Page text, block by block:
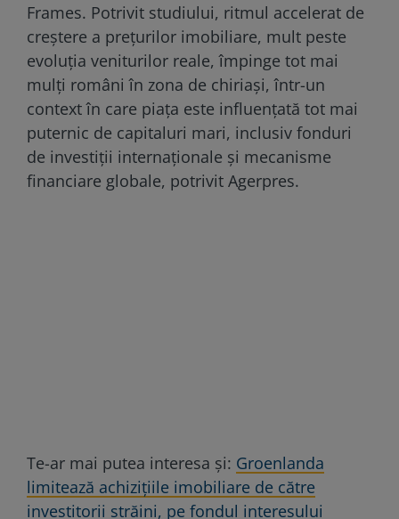
Frames. Potrivit studiului, ritmul accelerat de
creștere a prețurilor imobiliare, mult peste
evoluția veniturilor reale, împinge tot mai
mulți români în zona de chiriași, într-un
context în care piața este influențată tot mai
puternic de capitaluri mari, inclusiv fonduri
de investiții internaționale și mecanisme
financiare globale, potrivit Agerpres.
Te-ar mai putea interesa și: Groenlanda
limitează achizițiile imobiliare de către
investitorii străini, pe fondul interesului